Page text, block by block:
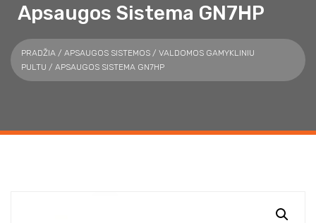
Apsaugos Sistema GN7HP
PRADŽIA / APSAUGOS SISTEMOS / VALDOMOS GAMYKLINIU
PULTU / APSAUGOS SISTEMA GN7HP